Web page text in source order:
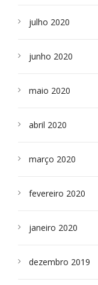
julho 2020
junho 2020
maio 2020
abril 2020
março 2020
fevereiro 2020
janeiro 2020
dezembro 2019